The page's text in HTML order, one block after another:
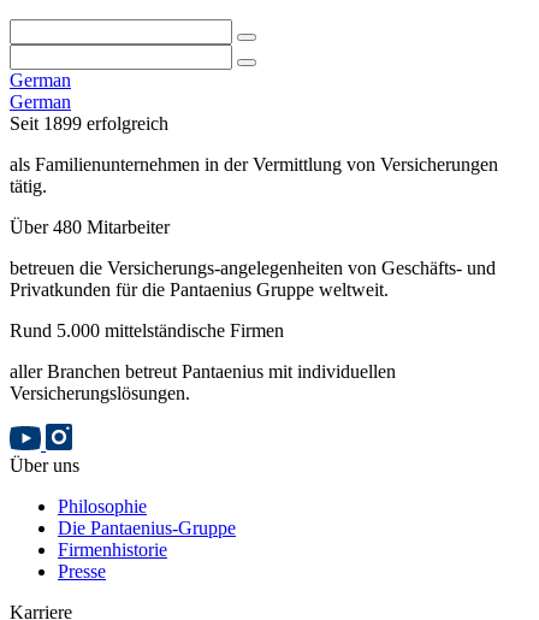
German
German
Seit 1899 erfolgreich
als Familienunternehmen in der Vermittlung von Versicherungen
tätig.
Über 480 Mitarbeiter
betreuen die Versicherungs-angelegenheiten von Geschäfts- und
Privatkunden für die Pantaenius Gruppe weltweit.
Rund 5.000 mittelständische Firmen
aller Branchen betreut Pantaenius mit individuellen
Versicherungslösungen.
Über uns
Philosophie
Die Pantaenius-Gruppe
Firmenhistorie
Presse
Karriere